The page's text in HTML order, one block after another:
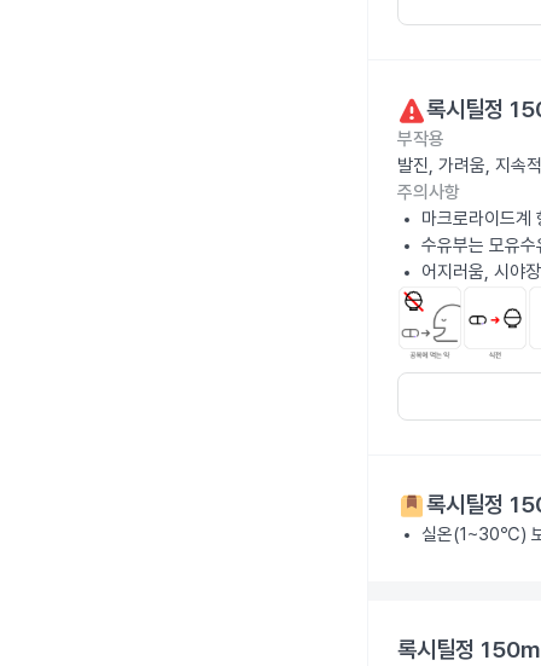
록시틸정
부작용
발진, 가려움, 지속
주의사항
마크로라이드계
수유부는 모유
어지러움, 시야
록시틸정
실온(1~30℃)
록시틸정